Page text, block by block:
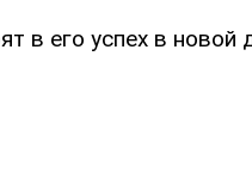
в его успех в